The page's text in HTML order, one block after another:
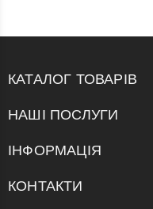
КАТАЛОГ ТОВАРІВ
НАШІ ПОСЛУГИ
ІНФОРМАЦІЯ
КОНТАКТИ